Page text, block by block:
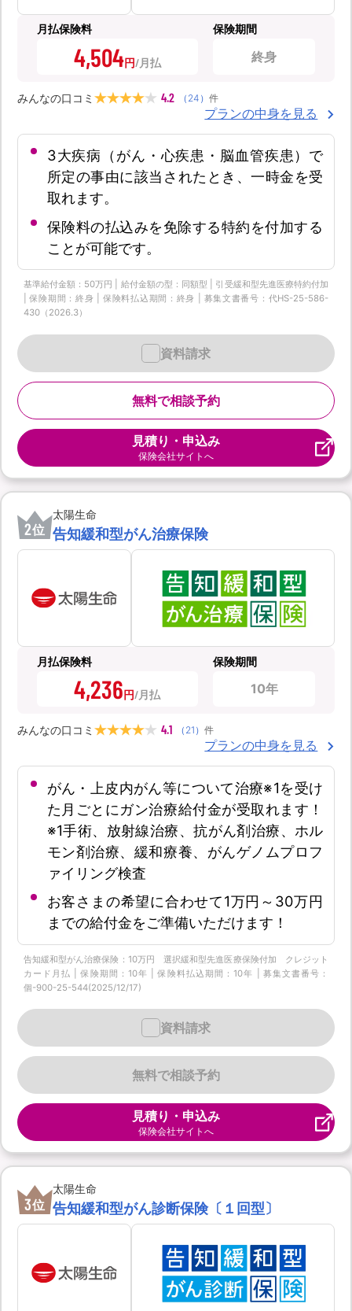
月払保険料
4,504円
保険期間
終身
みんなの口コミ 4.2 （ 24 ） 件
プランの中身を見る
3大疾病（がん・心疾患・脳血管疾患）で
所定の事由に該当されたとき、一時金を受
取れます。
保険料の払込みを免除する特約を付加する
ことが可能です。
基準給付金額：50万円 | 給付金額の型：同額型 | 引受緩和型先進医療特約付加
| 保険期間：終身 | 保険料払込期間：終身 | 募集文書番号：代HS-25-586-
430（2026.3）
無料で相談予約
資料請求
見積り・申込み
保険会社サイトへ
2位
太陽生命
告知緩和型がん治療保険
月払保険料
4,236円
保険期間
10年
みんなの口コミ 4.1 （ 21 ） 件
プランの中身を見る
がん・上皮内がん等について治療※1を受け
た月ごとにガン治療給付金が受取れます！
※1手術、放射線治療、抗がん剤治療、ホル
モン剤治療、緩和療養、がんゲノムプロフ
ァイリング検査
お客さまの希望に合わせて1万円～30万円
までの給付金をご準備いただけます！
告知緩和型がん治療保険：10万円 選択緩和型先進医療保険付加 クレジット
カード月払 | 保険期間：10年 | 保険料払込期間：10年 | 募集文書番号：
個-900-25-544(2025/12/17)
無料で相談予約
資料請求
見積り・申込み
保険会社サイトへ
3位
太陽生命
告知緩和型がん診断保険〔１回型〕